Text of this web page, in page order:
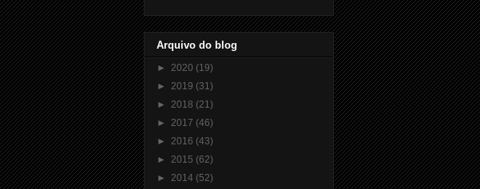
Arquivo do blog
► 2020 (19)
► 2019 (31)
► 2018 (21)
► 2017 (46)
► 2016 (43)
► 2015 (62)
► 2014 (52)